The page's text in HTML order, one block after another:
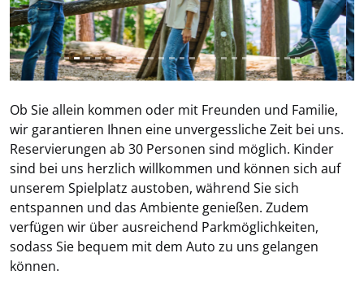
Ob Sie allein kommen oder mit Freunden und Familie,
wir garantieren Ihnen eine unvergessliche Zeit bei uns.
Reservierungen ab 30 Personen sind möglich. Kinder
sind bei uns herzlich willkommen und können sich auf
unserem Spielplatz austoben, während Sie sich
entspannen und das Ambiente genießen. Zudem
verfügen wir über ausreichend Parkmöglichkeiten,
sodass Sie bequem mit dem Auto zu uns gelangen
können.